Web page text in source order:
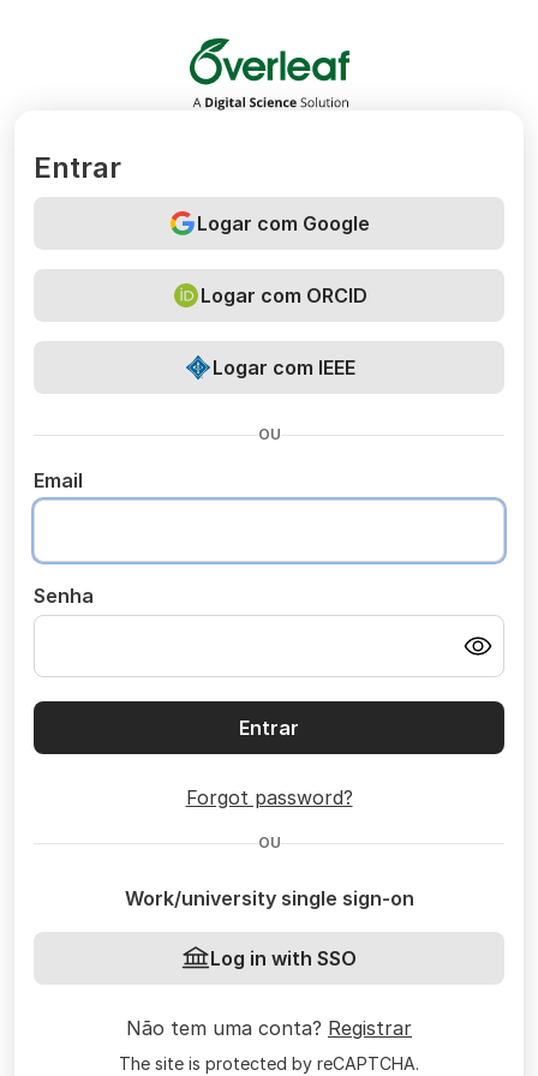
Overleaf
Entrar
Logar com Google
Logar com ORCID
Logar com IEEE
OU
Email
Senha
Entrar
Forgot password?
OU
Work/university single sign-on
Log in with SSO
Não tem uma conta? Registrar
The site is protected by reCAPTCHA.